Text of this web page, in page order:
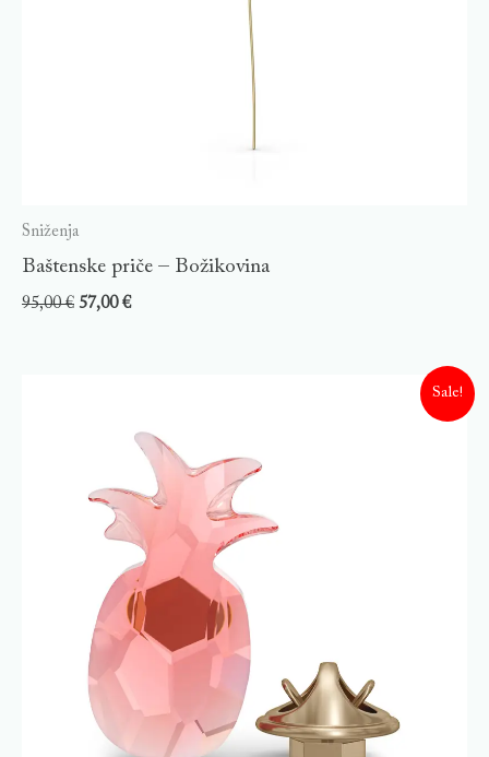
Sniženja
Baštenske priče – Božikovina
95,00€ 57,00€
Sale!